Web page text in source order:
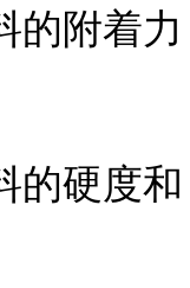
的附着力
的硬度和